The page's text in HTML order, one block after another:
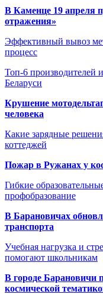
В Каменце 19 апреля
отражения»
Эффективный вывоз
процесс
Топ-6 производителей
Беларуси
Крушение
человека
Какие зарядные
коттеджей
Пожар в Ружанах у
Гибкие
профобразование
В Барановичах
транспорта
Учебная нагрузка и
помогают школьникам
В городе Барановичи
космической